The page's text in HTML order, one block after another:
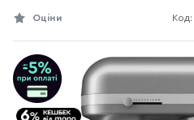
Код:
Оціни